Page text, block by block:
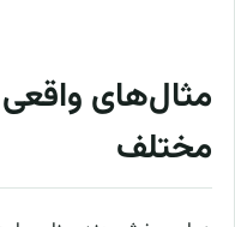
مثال‌های
مختلف